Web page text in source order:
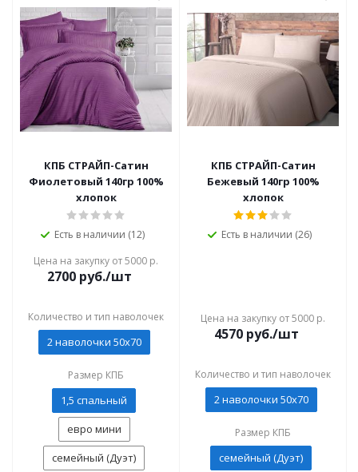
КПБ СТРАЙП-Сатин
Фиолетовый 140гр 100%
хлопок
Есть в наличии (12)
Цена на закупку от 5000 р.
2700 руб./шт
Количество и тип наволочек
2 наволочки 50x70
Размер КПБ
1,5 спальный
евро мини
семейный (Дуэт)
КПБ СТРАЙП-Сатин
Бежевый 140гр 100%
хлопок
Есть в наличии (26)
Цена на закупку от 5000 р.
4570 руб./шт
Количество и тип наволочек
2 наволочки 50x70
Размер КПБ
семейный (Дуэт)